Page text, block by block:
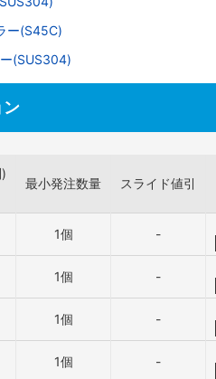
ー(S45C)
(SUS304)
ン
最小発注数量 スライド値引
1個 -
1個 -
1個 -
1個 -